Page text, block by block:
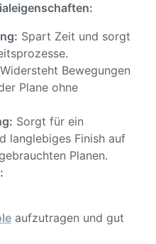
Spart Zeit und sorgt
Widersteht Bewegungen
Plane ohne
Sorgt für ein
langlebiges Finish auf
Planen.
aufzutragen und gut